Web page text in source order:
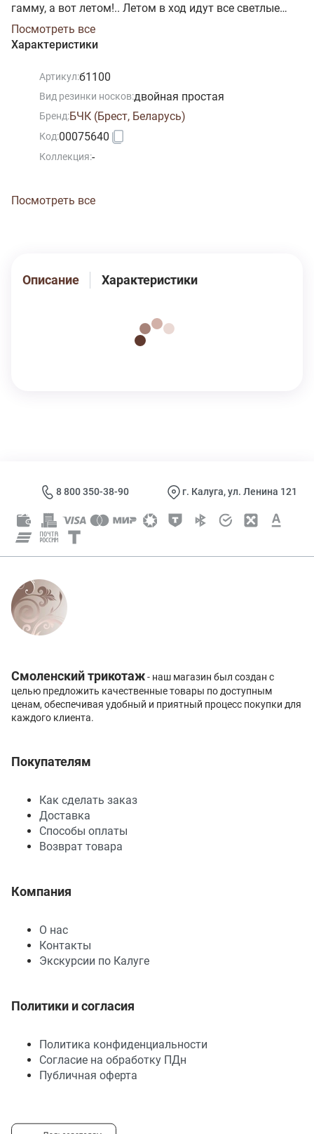
гамму, а вот летом!.. Летом в ход идут все светлые
оттенки. Женские носки нежно-розового цвета
приятны на ощупь и комфортны. Вам не будет жарко
благодаря содержащемуся в них хлопку. Эластан
обеспечит четкую посадку по форме ноги. Наличие
полиэфира в составе носков и усиление в области
пяток и мысков повысят износостойкость. Гладкие,
мягкие, с аккуратными двойными резинками на
паголенке классической высоты - такие носки должны
всегда быть в женском гардеробе.
Посмотреть все
Характеристики
Артикул:б1100
Вид резинки носков:двойная простая
Бренд:БЧК (Брест, Беларусь)
Код:00075640
Коллекция:-
Посмотреть все
Описание Характеристики
8 800 350-38-90 г. Калуга, ул. Ленина 121
Смоленский трикотаж- наш магазин был создан с
целью предложить качественные товары по доступным
ценам, обеспечивая удобный и приятный процесс покупки для
каждого клиента.
Покупателям
Как сделать заказ
Доставка
Способы оплаты
Возврат товара
Компания
О нас
Контакты
Экскурсии по Калуге
Политики и согласия
Политика конфиденциальности
Согласие на обработку ПДн
Публичная оферта